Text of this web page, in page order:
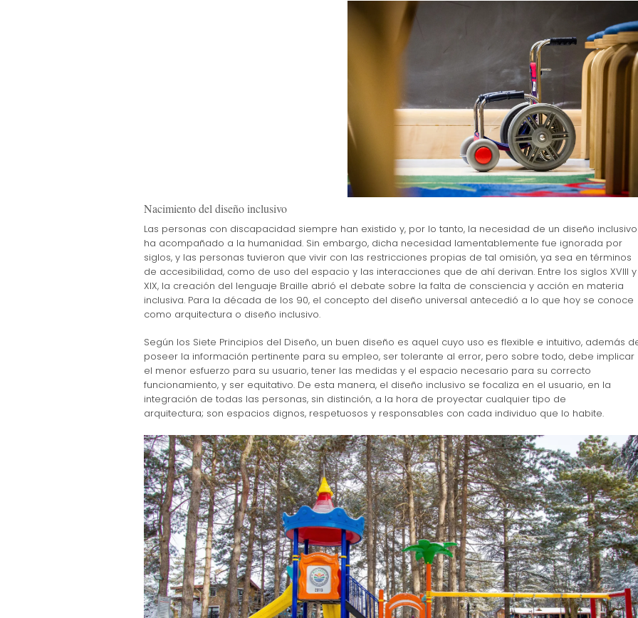
Nacimiento del diseño inclusivo
Las personas con discapacidad siempre han existido y, por lo tanto, la necesidad de un diseño inclusivo
ha acompañado a la humanidad. Sin embargo, dicha necesidad lamentablemente fue ignorada por
siglos, y las personas tuvieron que vivir con las restricciones propias de tal omisión, ya sea en términos
de accesibilidad, como de uso del espacio y las interacciones que de ahí derivan. Entre los siglos XVIII y
XIX, la creación del lenguaje Braille abrió el debate sobre la falta de consciencia y acción en materia
inclusiva. Para la década de los 90, el concepto del diseño universal antecedió a lo que hoy se conoce
como arquitectura o diseño inclusivo.
Según los Siete Principios del Diseño, un buen diseño es aquel cuyo uso es flexible e intuitivo, además
poseer la información pertinente para su empleo, ser tolerante al error, pero sobre todo, debe implicar
el menor esfuerzo para su usuario, tener las medidas y el espacio necesario para su correcto
funcionamiento, y ser equitativo. De esta manera, el diseño inclusivo se focaliza en el usuario, en la
integración de todas las personas, sin distinción, a la hora de proyectar cualquier tipo de
arquitectura; son espacios dignos, respetuosos y responsables con cada individuo que lo habite.